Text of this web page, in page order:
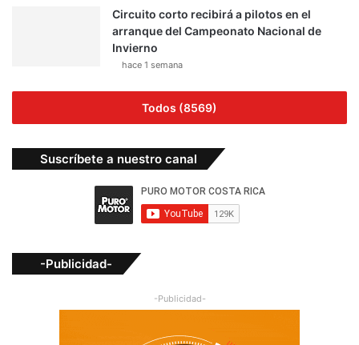
Circuito corto recibirá a pilotos en el
arranque del Campeonato Nacional de
Invierno
hace 1 semana
Todos (8569)
Suscríbete a nuestro canal
-Publicidad-
-Publicidad-